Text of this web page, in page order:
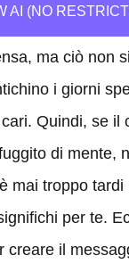
AI (NO
ma ciò non
i giorni
Quindi, se il
di mente,
mai troppo tardi
per te.
creare il